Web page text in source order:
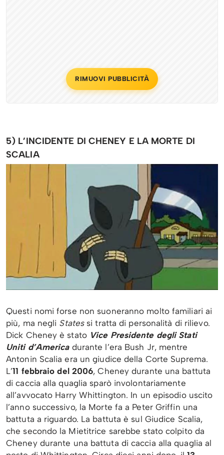
RIMUOVI PUBBLICITÀ
5) L’INCIDENTE DI CHENEY E LA MORTE DI
SCALIA
Questi nomi forse non suoneranno molto familiari ai
più, ma negli Statessi tratta di personalità di rilievo.
Dick Cheney è stato Vice Presidente degli Stati
Uniti d’Americadurante l’era Bush Jr, mentre
Antonin Scalia era un giudice della Corte Suprema.
L’11 febbraio del 2006, Cheney durante una battuta
di caccia alla quaglia sparò involontariamente
all’avvocato Harry Whittington. In un episodio uscito
l’anno successivo, la Morte fa a Peter Griffin una
battuta a riguardo. La battuta è sul Giudice Scalia,
che secondo la Mietitrice sarebbe stato colpito da
Cheney durante una battuta di caccia alla quaglia al